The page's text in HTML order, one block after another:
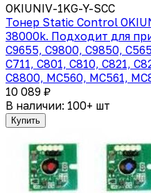
OKIUNIV-1KG-Y-SCC
Тонер Static Control
38000k. Подходит для
C9655, C9800, C9850,
C711, C801, C810, C821,
C8800, MC560, MC561,
10 089 ₽
В наличии: 100+ шт
Купить